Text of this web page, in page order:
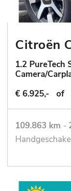
Citroën
1.2 PureTech
Camera/
€ 6.925,-
of
109.863 km -